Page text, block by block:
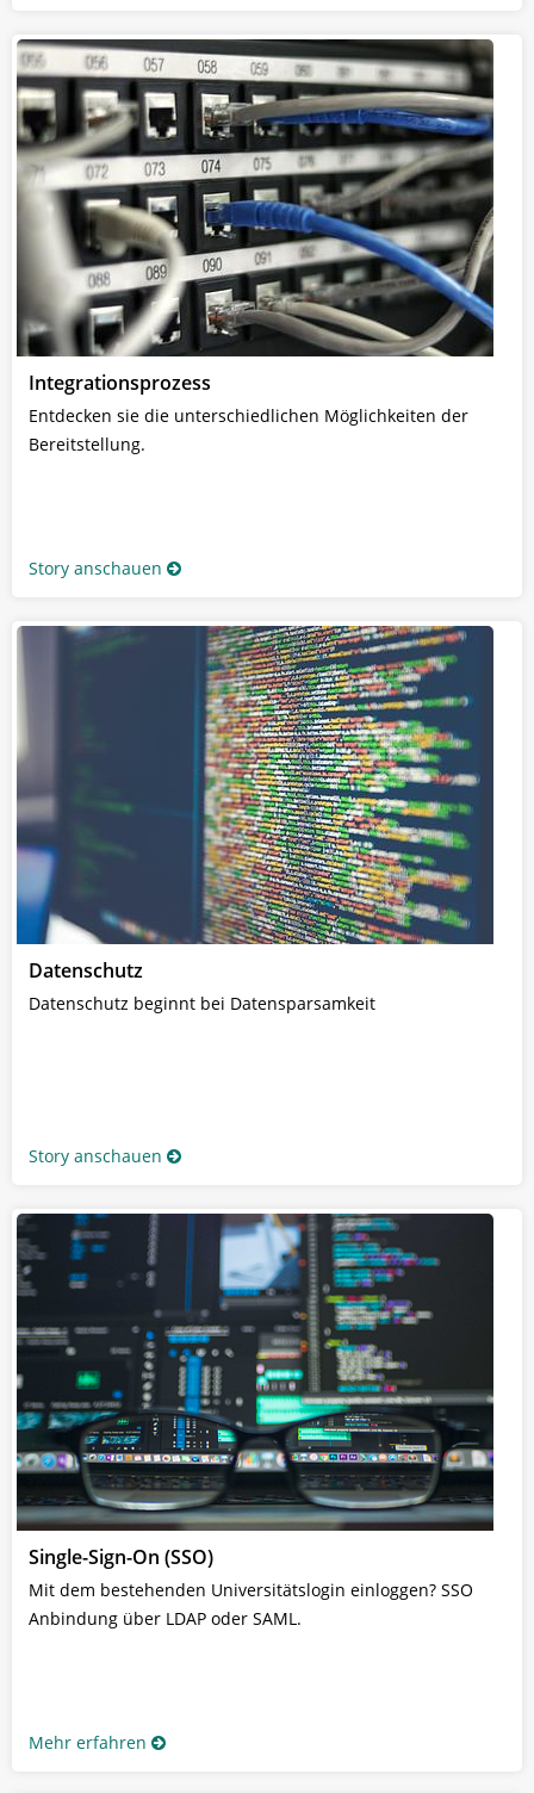
Integrationsprozess
Entdecken sie die unterschiedlichen Möglichkeiten der
Bereitstellung.
Story anschauen
Datenschutz
Datenschutz beginnt bei Datensparsamkeit
Story anschauen
Single-Sign-On (SSO)
Mit dem bestehenden Universitätslogin einloggen? SSO
Anbindung über LDAP oder SAML.
Mehr erfahren